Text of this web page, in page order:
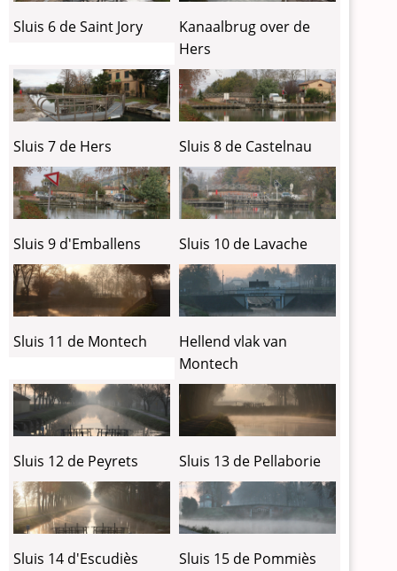
Sluis 6 de Saint Jory
Kanaalbrug over de
Hers
Sluis 7 de Hers Sluis 8 de Castelnau
Sluis 9 d'Emballens Sluis 10 de Lavache
Sluis 11 de Montech
Hellend vlak van
Montech
Sluis 12 de Peyrets Sluis 13 de Pellaborie
Sluis 14 d'Escudiès Sluis 15 de Pommiès